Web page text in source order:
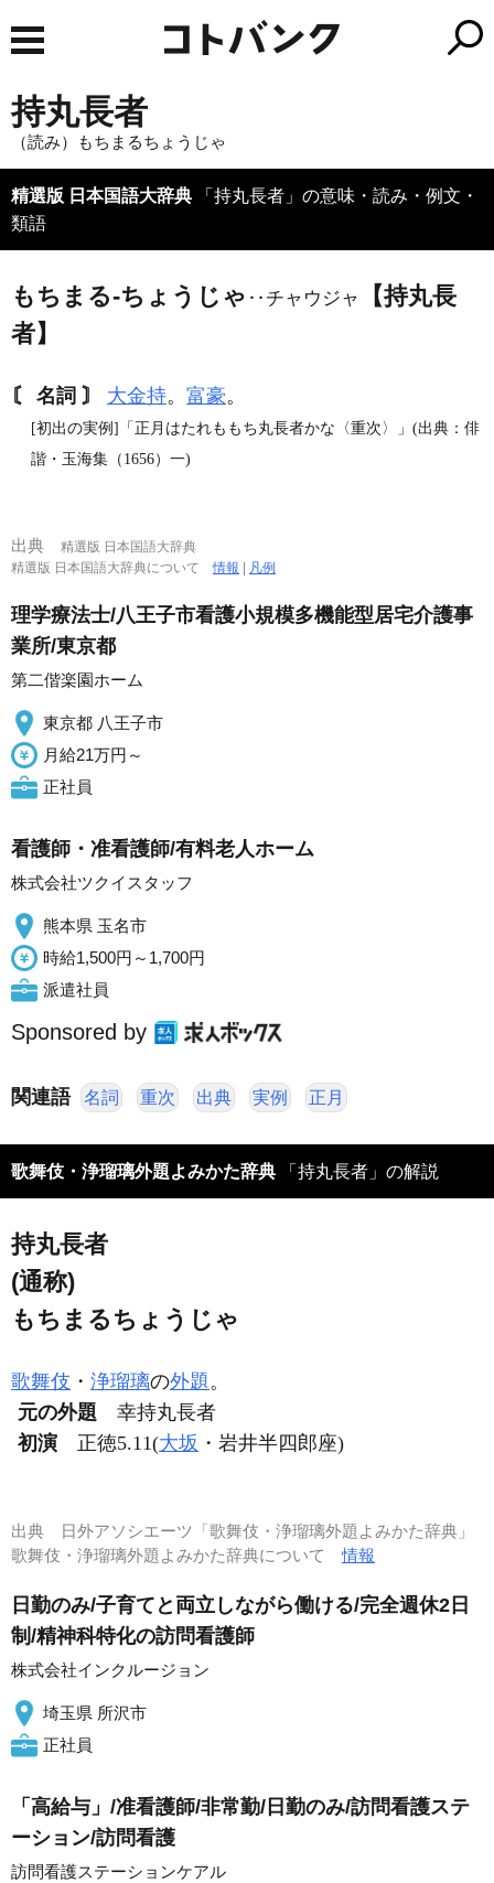
持丸長者
（読み）もちまるちょうじゃ
精選版 日本国語大辞典 「持丸長者」の意味・読み・例文・
類語
もちまる‐ちょうじゃ ‥チャウジャ
【持丸長
者】
〘 名詞 〙 大金持。 富豪。
[初出の実例]「正月はたれももち丸長者かな〈重次〉」(出典：俳
諧・玉海集（1656）一)
出典
精選版 日本国語大辞典
精選版 日本国語大辞典について情報 凡例
理学療法士/八王子市看護小規模多機能型居宅介護事
業所/東京都
第二偕楽園ホーム
東京都 八王子市
月給21万円～
正社員
看護師・准看護師/有料老人ホーム
株式会社ツクイスタッフ
熊本県 玉名市
時給1,500円～1,700円
派遣社員
Sponsored by
関連語 名詞 重次 出典 実例 正月
歌舞伎・浄瑠璃外題よみかた辞典 「持丸長者」の解説
持丸長者
(通称)
もちまるちょうじゃ
歌舞伎 ・ 浄瑠璃の外題 。
元の外題
幸持丸長者
初演
正徳5.11(大坂 ・岩井半四郎座)
出典
日外アソシエーツ「歌舞伎・浄瑠璃外題よみかた辞典」
歌舞伎・浄瑠璃外題よみかた辞典について情報
日勤のみ/子育てと両立しながら働ける/完全週休2日
制/精神科特化の訪問看護師
株式会社インクルージョン
埼玉県 所沢市
正社員
「高給与」/准看護師/非常勤/日勤のみ/訪問看護ステ
ーション/訪問看護
訪問看護ステーションケアル